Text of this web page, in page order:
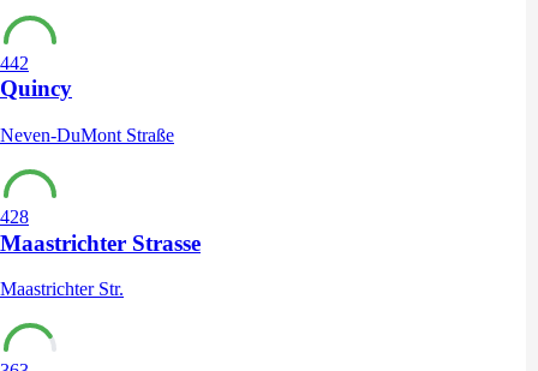
442
Quincy
Neven-DuMont Straße
428
Maastrichter Strasse
Maastrichter Str.